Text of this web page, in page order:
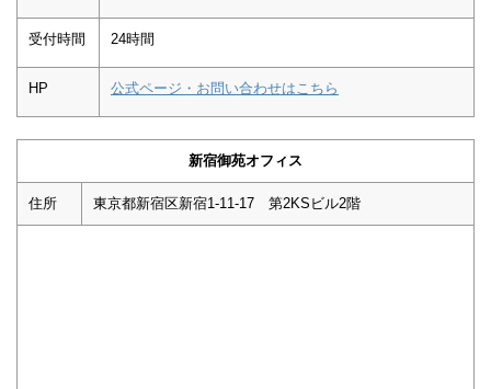
受付時間 24時間
HP 公式ページ・お問い合わせはこちら
新宿御苑オフィス
住所 東京都新宿区新宿1-11-17 第2KSビル2階